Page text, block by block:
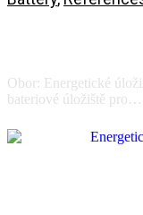
Obor: Energetické
bateriové úložiště pro…